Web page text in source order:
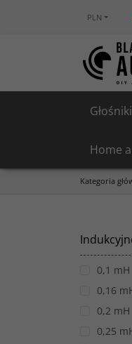
PLN
Głośniki
Home
Kategoria
0,1 mH
0,16
0,2 mH
0,25